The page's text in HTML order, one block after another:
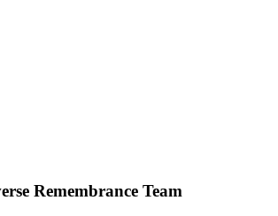
Remembrance Team